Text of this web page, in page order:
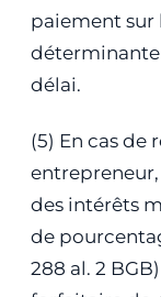
paiement sur
délai.
(5) En cas de
des intérêts
de
288 al. 2